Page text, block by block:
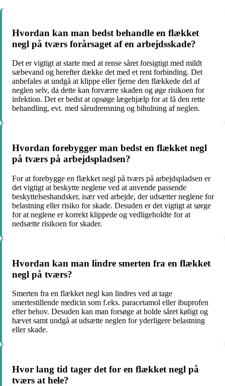
Hvordan kan man bedst behandle en flækket
negl på tværs forårsaget af en arbejdsskade?
Det er vigtigt at starte med at rense såret forsigtigt med mildt
sæbevand og herefter dække det med et rent forbinding. Det
anbefales at undgå at klippe eller fjerne den flækkede del af
neglen selv, da dette kan forværre skaden og øge risikoen for
infektion. Det er bedst at opsøge lægehjælp for at få den rette
behandling, evt. med sårudrensning og bihulning af neglen.
Hvordan forebygger man bedst en flækket negl
på tværs på arbejdspladsen?
For at forebygge en flækket negl på tværs på arbejdspladsen er
det vigtigt at beskytte neglene ved at anvende passende
beskyttelseshandsker, især ved arbejde, der udsætter neglene for
belastning eller risiko for skade. Desuden er det vigtigt at sørge
for at neglene er korrekt klippede og vedligeholdte for at
nedsætte risikoen for skader.
Hvordan kan man lindre smerten fra en flækket
negl på tværs?
Smerten fra en flækket negl kan lindres ved at tage
smertestillende medicin som f.eks. paracetamol eller ibuprofen
efter behov. Desuden kan man forsøge at holde såret køligt og
hævet samt undgå at udsætte neglen for yderligere belastning
eller skade.
Hvor lang tid tager det for en flækket negl på
tværs at hele?